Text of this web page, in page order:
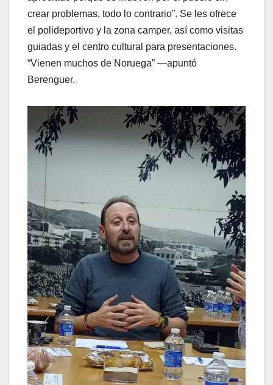
crear problemas, todo lo contrario”. Se les ofrece
el polideportivo y la zona camper, así como visitas
guiadas y el centro cultural para presentaciones.
“Vienen muchos de Noruega” —apuntó
Berenguer.